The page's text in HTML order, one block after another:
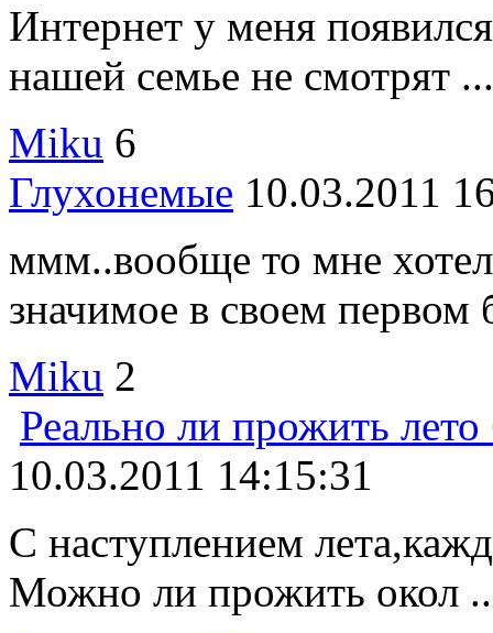
Интернет у меня
нашей семье не смотрят ...
Miku 6
Глухонемые 10.03.2011
ммм..вообще то мне
значимое в своем первом
Miku 2
Реально ли прожить
10.03.2011 14:15:31
С наступлением
Можно ли прожить окол